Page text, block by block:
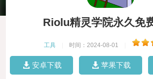
Riolu精灵学院永久免
工具 时间：2024-08-01
安卓下载 苹果下载